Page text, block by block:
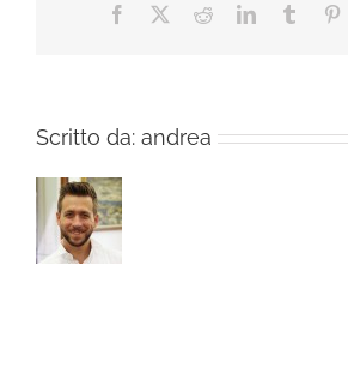
Facebook RedditLinkedInTumblr
Scritto da: andrea